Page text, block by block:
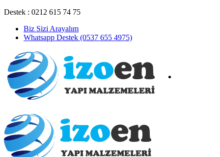
Destek : 0212 615 74 75
Biz Sizi Arayalım
Whatsapp Destek (0537 655 4975)